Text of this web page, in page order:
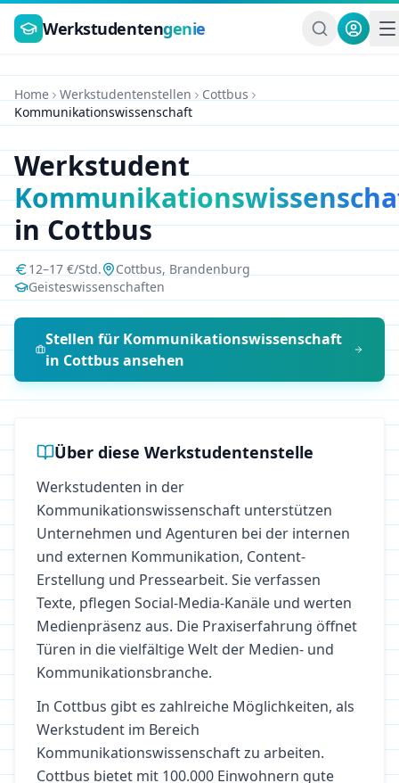
Zum Hauptinhalt springen
Werkstudentengenie
Home Werkstudentenstellen
Cottbus
Kommunikationswissenschaft
Werkstudent
inCottbus
12–17 €/Std. Cottbus, Brandenburg
Geisteswissenschaften
Stellen für Kommunikationswissenschaft
in Cottbusansehen
Über diese Werkstudentenstelle
Werkstudenten in der
Kommunikationswissenschaft unterstützen
Unternehmen und Agenturen bei der internen
und externen Kommunikation, Content-
Erstellung und Pressearbeit. Sie verfassen
Texte, pflegen Social-Media-Kanäle und werten
Medienpräsenz aus. Die Praxiserfahrung öffnet
Türen in die vielfältige Welt der Medien- und
Kommunikationsbranche.
In Cottbus gibt es zahlreiche Möglichkeiten, als
Werkstudent im Bereich
Kommunikationswissenschaftzu arbeiten.
Cottbus bietet mit 100.000 Einwohnern gute